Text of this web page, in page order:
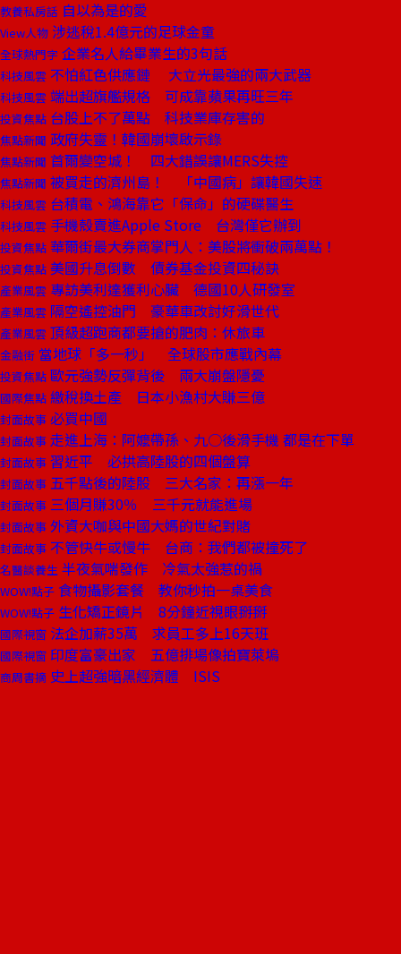
教養私房話 自以為是的愛
View人物 涉逃稅1.4億元的足球金童
全球熱門字 企業名人給畢業生的3句話
科技風雲 不怕紅色供應鏈 大立光最強的兩大武器
科技風雲 端出超旗艦規格 可成靠蘋果再旺三年
投資焦點 台股上不了萬點 科技業庫存害的
焦點新聞 政府失靈！韓國崩壞啟示錄
焦點新聞 首爾變空城！ 四大錯誤讓MERS失控
焦點新聞 被買走的濟州島！ 「中國病」讓韓國失速
科技風雲 台積電、鴻海靠它「保命」的硬碟醫生
科技風雲 手機殼賣進Apple Store 台灣僅它辦到
投資焦點 華爾街最大券商掌門人：美股將衝破兩萬點！
投資焦點 美國升息倒數 債券基金投資四秘訣
產業風雲 專訪美利達獲利心臟 德國10人研發室
產業風雲 隔空遙控油門 豪華車改討好滑世代
產業風雲 頂級超跑商都要搶的肥肉：休旅車
金融街 當地球「多一秒」 全球股市應戰內幕
投資焦點 歐元強勢反彈背後 兩大崩盤隱憂
國際焦點 繳稅換土產 日本小漁村大賺三億
封面故事 必買中國
封面故事 走進上海：阿嬤帶孫、九○後滑手機 都是在下單
封面故事 習近平 必拱高陸股的四個盤算
封面故事 五千點後的陸股 三大名家：再漲一年
封面故事 三個月賺30％ 三千元就能進場
封面故事 外資大咖與中國大媽的世紀對賭
封面故事 不管快牛或慢牛 台商：我們都被撞死了
名醫談養生 半夜氣喘發作 冷氣太強惹的禍
WOW!點子 食物攝影套餐 教你秒拍一桌美食
WOW!點子 生化矯正鏡片 8分鐘近視眼掰掰
國際視窗 法企加薪35萬 求員工多上16天班
國際視窗 印度富豪出家 五億排場像拍寶萊塢
商周書摘 史上超強暗黑經濟體 ISIS